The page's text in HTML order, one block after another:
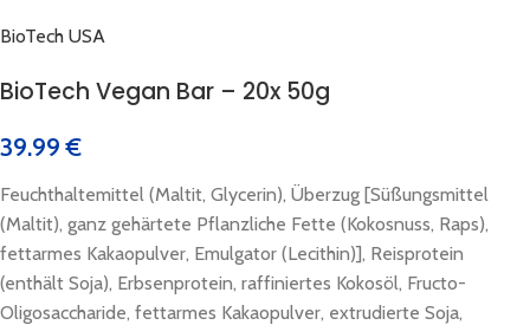
BioTech USA
BioTech Vegan Bar – 20x 50g
39.99€
Feuchthaltemittel (Maltit, Glycerin), Überzug [Süßungsmittel
(Maltit), ganz gehärtete Pflanzliche Fette (Kokosnuss, Raps),
fettarmes Kakaopulver, Emulgator (Lecithin)], Reisprotein
(enthält Soja), Erbsenprotein, raffiniertes Kokosöl, Fructo-
Oligosaccharide, fettarmes Kakaopulver, extrudierte Soja,